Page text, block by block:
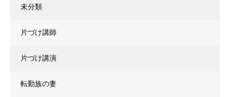
未分類
片づけ講師
片づけ講演
転勤族の妻